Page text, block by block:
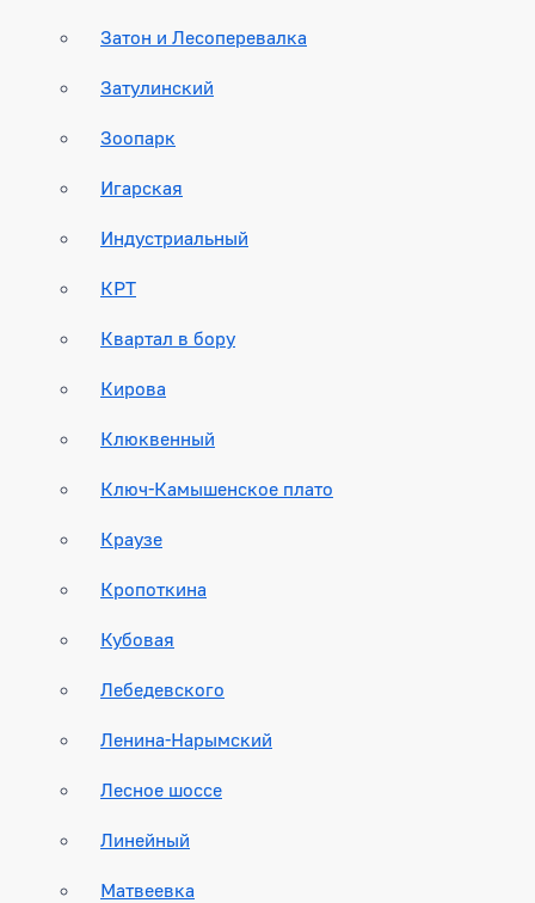
Затон и Лесоперевалка
Затулинский
Зоопарк
Игарская
Индустриальный
КРТ
Квартал в бору
Кирова
Клюквенный
Ключ-Камышенское плато
Краузе
Кропоткина
Кубовая
Лебедевского
Ленина-Нарымский
Лесное шоссе
Линейный
Матвеевка